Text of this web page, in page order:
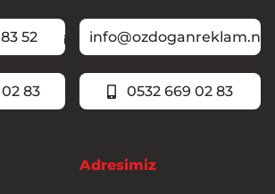
52 info@ozdoganreklam.net
83 0532 669 02 83
Adresimiz